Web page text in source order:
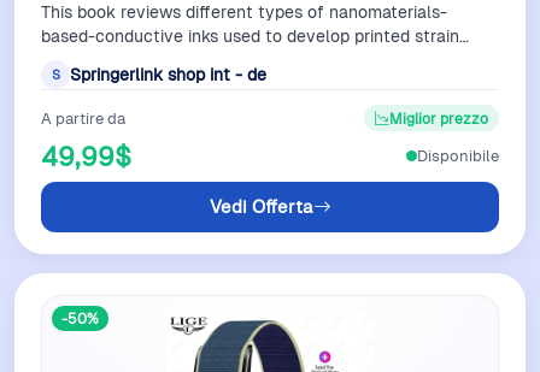
This book reviews different types of nanomaterials-
based-conductive inks used to develop printed strain
S Springerlink shop int - de
A partire da
49,99$
Miglior prezzo
Vedi Offerta
Disponibile
-50%